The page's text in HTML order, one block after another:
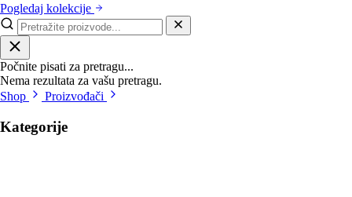
Pogledaj kolekcije
Počnite pisati za pretragu...
Nema rezultata za vašu pretragu.
Shop
Proizvođači
Kategorije